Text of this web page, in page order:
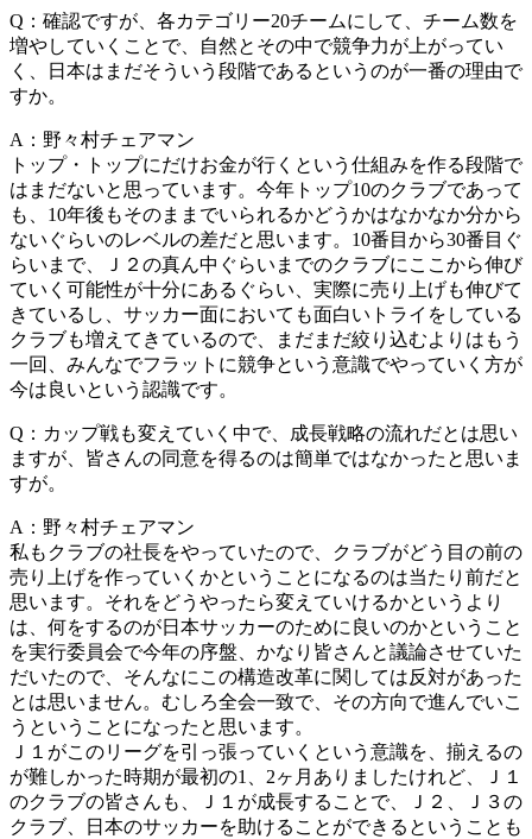
Q：確認ですが、各カテゴリー20チームにして、チーム数を
増やしていくことで、自然とその中で競争力が上がってい
く、日本はまだそういう段階であるというのが一番の理由で
すか。
A：野々村チェアマン
トップ・トップにだけお金が行くという仕組みを作る段階で
はまだないと思っています。今年トップ10のクラブであって
も、10年後もそのままでいられるかどうかはなかなか分から
ないぐらいのレベルの差だと思います。10番目から30番目ぐ
らいまで、Ｊ２の真ん中ぐらいまでのクラブにここから伸び
ていく可能性が十分にあるぐらい、実際に売り上げも伸びて
きているし、サッカー面においても面白いトライをしている
クラブも増えてきているので、まだまだ絞り込むよりはもう
一回、みんなでフラットに競争という意識でやっていく方が
今は良いという認識です。
Q：カップ戦も変えていく中で、成長戦略の流れだとは思い
ますが、皆さんの同意を得るのは簡単ではなかったと思いま
すが。
A：野々村チェアマン
私もクラブの社長をやっていたので、クラブがどう目の前の
売り上げを作っていくかということになるのは当たり前だと
思います。それをどうやったら変えていけるかというより
は、何をするのが日本サッカーのために良いのかということ
を実行委員会で今年の序盤、かなり皆さんと議論させていた
だいたので、そんなにこの構造改革に関しては反対があった
とは思いません。むしろ全会一致で、その方向で進んでいこ
うということになったと思います。
Ｊ１がこのリーグを引っ張っていくという意識を、揃えるの
が難しかった時期が最初の1、2ヶ月ありましたけれど、Ｊ１
のクラブの皆さんも、Ｊ１が成長することで、Ｊ２、Ｊ３の
クラブ、日本のサッカーを助けることができるということも